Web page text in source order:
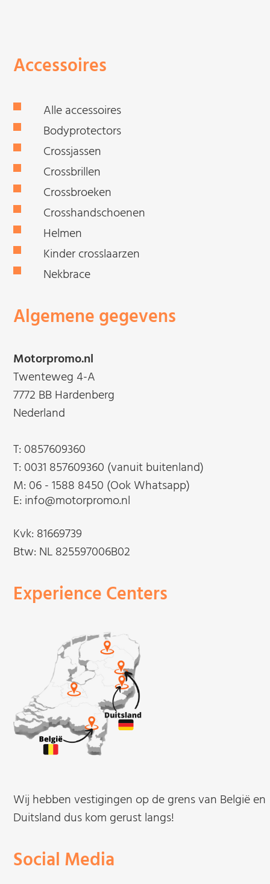
Accessoires
Alle accessoires
Bodyprotectors
Crossjassen
Crossbrillen
Crossbroeken
Crosshandschoenen
Helmen
Kinder crosslaarzen
Nekbrace
Algemene gegevens
Motorpromo.nl
Twenteweg 4-A
7772 BB Hardenberg
Nederland
T: 0857609360
T: 0031 857609360 (vanuit buitenland)
M: 06 - 1588 8450 (Ook Whatsapp)
E: info@motorpromo.nl
Kvk: 81669739
Btw: NL 825597006B02
Experience Centers
Wij hebben vestigingen op de grens van België en
Duitsland dus kom gerust langs!
Social Media